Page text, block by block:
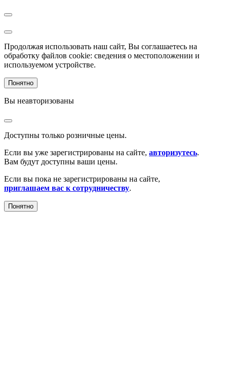
Продолжая использовать наш сайт, Вы соглашаетесь на
обработку файлов cookie: сведения о местоположении и
используемом устройстве.
Понятно
Вы неавторизованы
Доступны только розничные цены.
Если вы уже зарегистрированы на сайте, авторизутесь.
Вам будут доступны ваши цены.
Если вы пока не зарегистрированы на сайте,
приглашаем вас к сотрудничеству.
Понятно